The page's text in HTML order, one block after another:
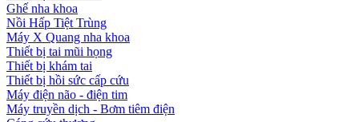
Ghế nha khoa
Nồi Hấp Tiệt Trùng
Máy X Quang nha khoa
Thiết bị tai mũi họng
Thiết bị khám tai
Thiết bị hồi sức cấp cứu
Máy điện não - điện tim
Máy truyền dịch - Bơm tiêm điện